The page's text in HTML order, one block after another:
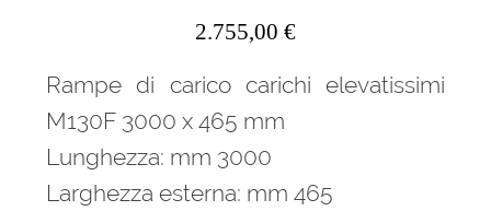
2.755,00 €
Rampe di carico carichi elevatissimi
M130F 3000 x 465 mm
Lunghezza: mm 3000
Larghezza esterna: mm 465